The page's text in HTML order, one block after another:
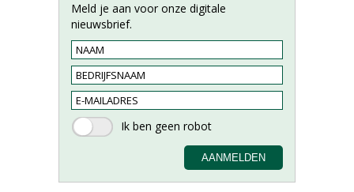
Meld je aan voor onze digitale
nieuwsbrief.